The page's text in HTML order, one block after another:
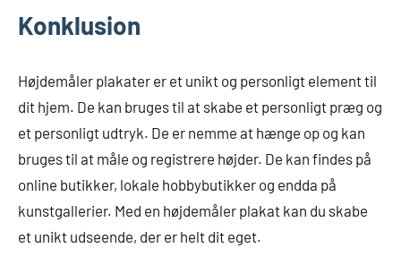
Konklusion
Højdemåler plakater er et unikt og personligt element til
dit hjem. De kan bruges til at skabe et personligt præg og
et personligt udtryk. De er nemme at hænge op og kan
bruges til at måle og registrere højder. De kan findes på
online butikker, lokale hobbybutikker og endda på
kunstgallerier. Med en højdemåler plakat kan du skabe
et unikt udseende, der er helt dit eget.